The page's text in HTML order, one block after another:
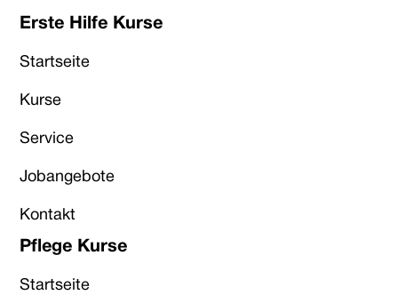
Erste Hilfe Kurse
Startseite
Kurse
Service
Jobangebote
Kontakt
Pflege Kurse
Startseite